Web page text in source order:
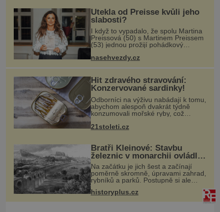
Utekla od Preisse kvůli jeho
slabosti?
I když to vypadalo, že spolu Martina
Preissová (50) s Martinem Preissem
(53) jednou prožijí pohádkový
nedopadne. Doneslo se k nám, že
se hvězda seriálu Kamarádi měla
nasehvezdy.cz
Hit zdravého stravování:
Konzervované sardinky!
Odborníci na výživu nabádají k tomu,
abychom alespoň dvakrát týdně
konzumovali mořské ryby, což
ovšem může být zatěžující pro
peněženku. Dobrou zprávou je, že
21stoleti.cz
Bratři Kleinové: Stavbu
železnic v monarchii ovládli
samouci
Na začátku je jich šest a začínají
poměrně skromně, úpravami zahrad,
rybníků a parků. Postupně si ale
troufnou i na stavbu železnic. Během
40 let vybudují na území monarchie
třetinu všech tratí, tedy
historyplus.cz